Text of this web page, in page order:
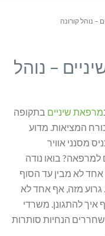
– נוהל קורונה
– נוהל
מרפאת שיניים בתקופה
המציאות. מדוע
מסנני אוויר
למרפאה? בואו נודה
לא מבין עד הסוף
גרוע מזה, אף אחד לא
איך להתגונן. משרדי
הנחיות סותרות